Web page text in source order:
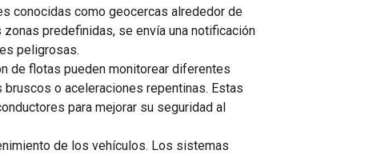
conocidas como geocercas alrededor de
predefinidas, se envía una notificación
peligrosas.
de flotas pueden monitorear diferentes
o aceleraciones repentinas. Estas
para mejorar su seguridad al
de los vehículos. Los sistemas